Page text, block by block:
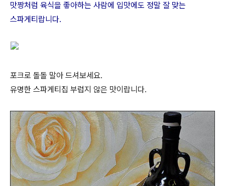
맛짱처럼 육식을 좋아하는 사람에 입맛에도 정말 잘 맞는
스파게티랍니다.
포크로 돌돌 말아 드셔보세요.
유명한 스파게티집 부럽지 않은 맛이랍니다.